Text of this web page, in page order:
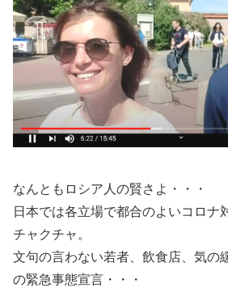
なんともロシア人の賢さよ・・・
日本では各立場で都合のよいコロナ
チャクチャ。
文句の言わない若者、飲食店、気の
の緊急事態宣言・・・